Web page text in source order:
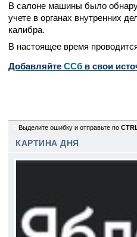
В салоне машины было
учете в органах внутренних
калибра.
В настоящее время
Добавляйте CСб в свои
Выделите ошибку и отправьте по
КАРТИНА ДНЯ